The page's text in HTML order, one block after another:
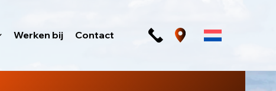
Werken bij Contact